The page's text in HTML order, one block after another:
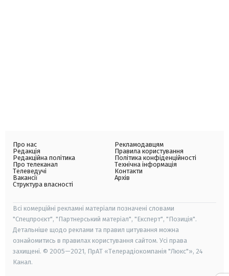
Про нас
Редакція
Редакційна політика
Про телеканал
Телеведучі
Вакансії
Структура власності
Рекламодавцям
Правила користування
Політика конфіденційності
Технічна інформація
Контакти
Архів
Всі комерційні рекламні матеріали позначені словами
"Спецпроєкт", "Партнерський матеріал", "Експерт", "Позиція".
Детальніше щодо реклами та правил цитування можна
ознайомитись в правилах користування сайтом. Усі права
захищені. © 2005—2021, ПрАТ «Телерадіокомпанія "Люкс"», 24
Канал.